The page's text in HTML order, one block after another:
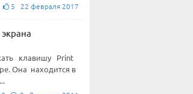
5 22 февраля 2017
клавишу Print
Она находится в